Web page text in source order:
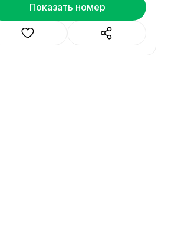
Показать номер